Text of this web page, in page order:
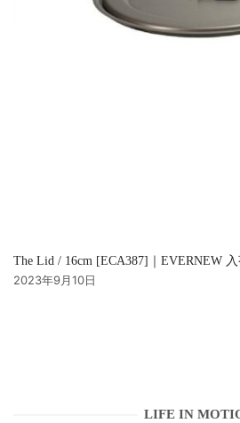
The Lid / 16cm [ECA387]｜EVERNEW 入
2023年9月10日
LIFE IN